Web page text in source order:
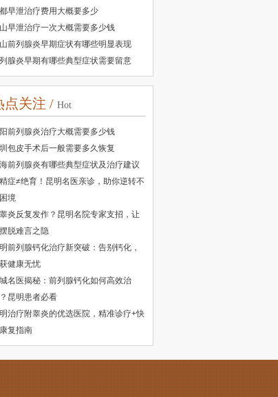
早泄治疗费用大概要多少
早泄治疗一次大概需要多少钱
前列腺炎早期症状有哪些明显表现
腺炎早期有哪些典型症状需要留意
点关注 / Hot
前列腺炎治疗大概需要多少钱
包皮手术后一般需要多久恢复
前列腺炎有哪些典型症状及治疗建议
症≠绝育！昆明名医亲诊，助你逆转不
境
炎反复发作？昆明名院专家支招，让
脱难言之隐
前列腺钙化治疗新突破：告别钙化，
健康无忧
名医揭秘：前列腺钙化如何高效治
昆明患者必看
治疗附睾炎的优选医院，精准诊疗+快
复指南